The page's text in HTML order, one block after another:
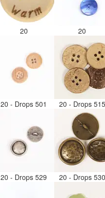
20 20
20 - Drops 501 20 - Drops
20 - Drops 529 20 - Drops